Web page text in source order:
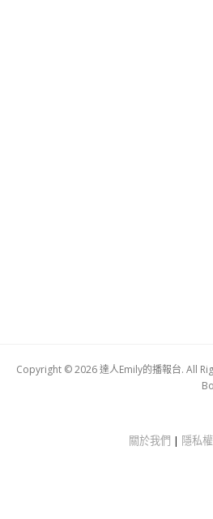
Copyright © 2026 達人Emily的播報台. All
關於我們 | 隱私